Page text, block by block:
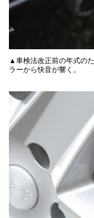
▲車検法改正前の年式の
ラーから快音が響く。